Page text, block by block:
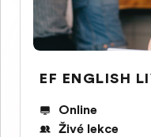
EF ENGLISH
Online
Živé lekce